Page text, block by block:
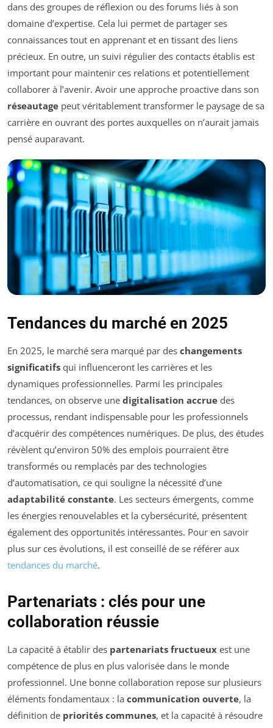
dans des groupes de réflexion ou des forums liés à son
domaine d’expertise. Cela lui permet de partager ses
connaissances tout en apprenant et en tissant des liens
précieux. En outre, un suivi régulier des contacts établis est
important pour maintenir ces relations et potentiellement
collaborer à l’avenir. Avoir une approche proactive dans son
réseautage peut véritablement transformer le paysage de sa
carrière en ouvrant des portes auxquelles on n’aurait jamais
pensé auparavant.
Tendances du marché en 2025
En 2025, le marché sera marqué par des changements
significatifs qui influenceront les carrières et les
dynamiques professionnelles. Parmi les principales
tendances, on observe une digitalisation accrue des
processus, rendant indispensable pour les professionnels
d’acquérir des compétences numériques. De plus, des études
révèlent qu’environ 50% des emplois pourraient être
transformés ou remplacés par des technologies
d’automatisation, ce qui souligne la nécessité d’une
adaptabilité constante. Les secteurs émergents, comme
les énergies renouvelables et la cybersécurité, présentent
également des opportunités intéressantes. Pour en savoir
plus sur ces évolutions, il est conseillé de se référer aux
tendances du marché.
Partenariats : clés pour une
collaboration réussie
La capacité à établir des partenariats fructueux est une
compétence de plus en plus valorisée dans le monde
professionnel. Une bonne collaboration repose sur plusieurs
éléments fondamentaux : la communication ouverte, la
définition de priorités communes, et la capacité à résoudre